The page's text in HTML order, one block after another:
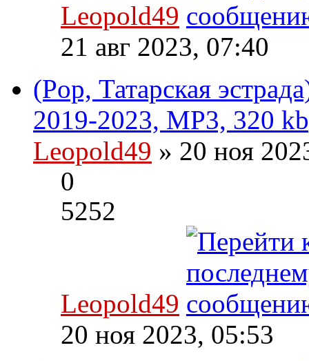
Leopold49
21 авг 2023, 07:40
(Pop, Татарская
2019-2023, MP3, 320
Leopold49 » 20 ноя
0
5252
Leopold49
20 ноя 2023, 05:53